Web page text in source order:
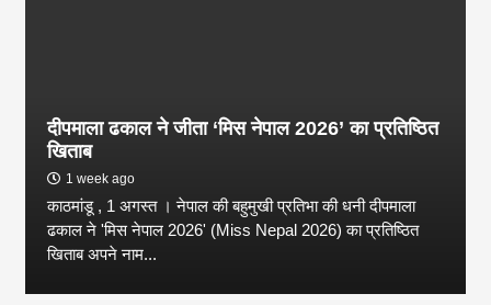
दीपमाला ढकाल ने जीता ‘मिस नेपाल 2026’ का प्रतिष्ठित
खिताब
1 week ago
काठमांडू , 1 अगस्त । नेपाल की बहुमुखी प्रतिभा की धनी दीपमाला
ढकाल ने 'मिस नेपाल 2026' (Miss Nepal 2026) का प्रतिष्ठित
खिताब अपने नाम...